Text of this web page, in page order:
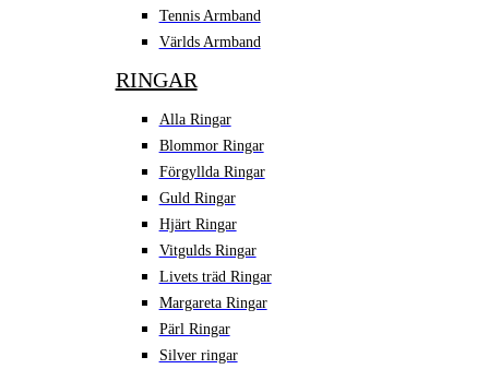
Tennis Armband
Världs Armband
RINGAR
Alla Ringar
Blommor Ringar
Förgyllda Ringar
Guld Ringar
Hjärt Ringar
Vitgulds Ringar
Livets träd Ringar
Margareta Ringar
Pärl Ringar
Silver ringar